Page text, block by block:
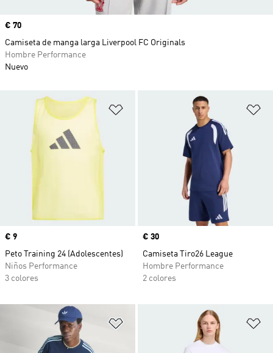
Añadir a la lista de deseos
Precio
€ 9
Peto Training 24 (Adolescentes)
Niños Performance
3 colores
Precio
€ 30
Camiseta Tiro26 League
Hombre Performance
2 colores
Añadir a la lista de deseos
Precio
€ 70
Camiseta de manga larga Liverpool FC Originals
Hombre Performance
Nuevo